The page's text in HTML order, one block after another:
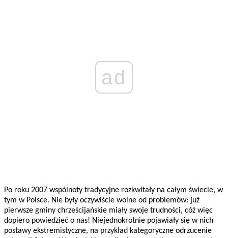
ad
Po roku 2007 wspólnoty tradycyjne rozkwitały na całym świecie, w
tym w Polsce. Nie były oczywiście wolne od problemów: już
pierwsze gminy chrześcijańskie miały swoje trudności, cóż więc
dopiero powiedzieć o nas! Niejednokrotnie pojawiały się w nich
postawy ekstremistyczne, na przykład kategoryczne odrzucenie